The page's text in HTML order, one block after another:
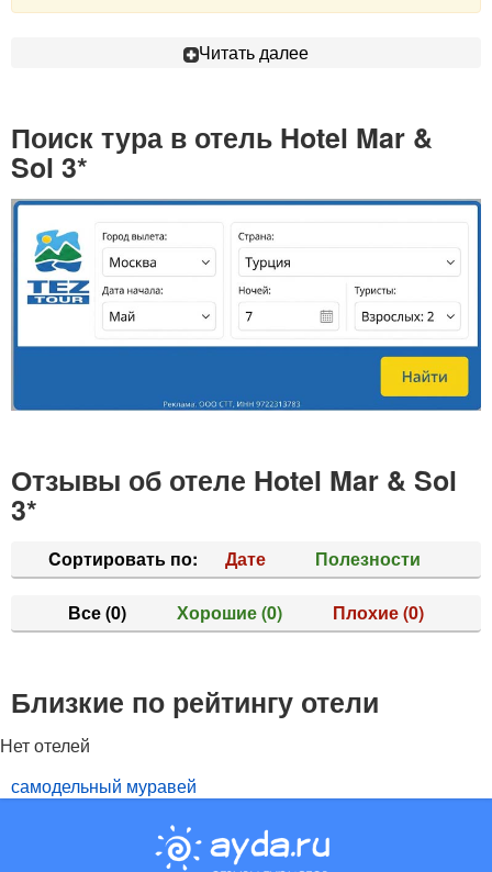
Читать далее
Поиск тура в отель Hotel Mar &
Sol 3*
Отзывы об отеле Hotel Mar & Sol
3*
Cортировать по: Дате Полезности
Все(0) Хорошие(0) Плохие(0)
Близкие по рейтингу отели
Нет отелей
самодельный муравей